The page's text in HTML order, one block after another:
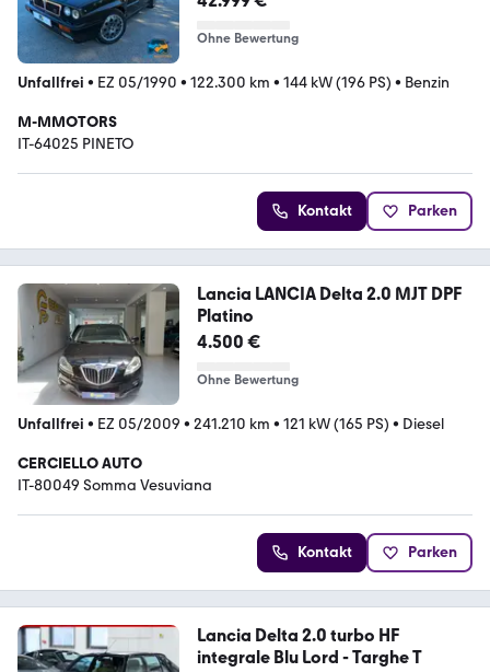
Ohne Bewertung
Unfallfrei • EZ 05/1990 • 122.300 km • 144 kW (196 PS) • Benzin
M-MMOTORS
IT-64025 PINETO
Kontakt Parken
Lancia LANCIA Delta 2.0 MJT DPF
Platino
4.500 €
Ohne Bewertung
Unfallfrei • EZ 05/2009 • 241.210 km • 121 kW (165 PS) • Diesel
CERCIELLO AUTO
IT-80049 Somma Vesuviana
Kontakt Parken
Lancia Delta 2.0 turbo HF
integrale Blu Lord - Targhe T